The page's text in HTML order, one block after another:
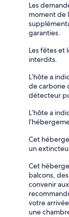
Les
moment de
garanties.
Les fêtes et
interdits.
L’hôte a
de carbone
détecteur
L’hôte a
Cet
un
Cet
balcons,
convenir
votre
une